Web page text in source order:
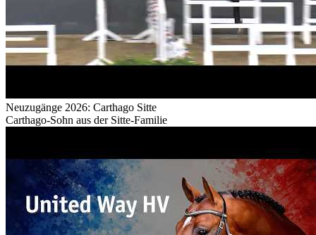
Neuzugänge 2026: Carthago Sitte
Carthago-Sohn aus der Sitte-Familie